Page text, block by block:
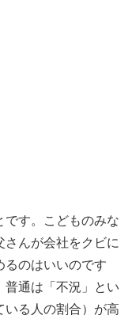
です。こどものみな
さんが会社をクビに
るのはいいのです
普通は「不況」とい
いる人の割合）が高